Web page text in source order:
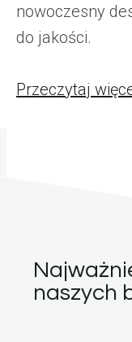
nowoczesny
do jakości.
Przeczytaj
naszych